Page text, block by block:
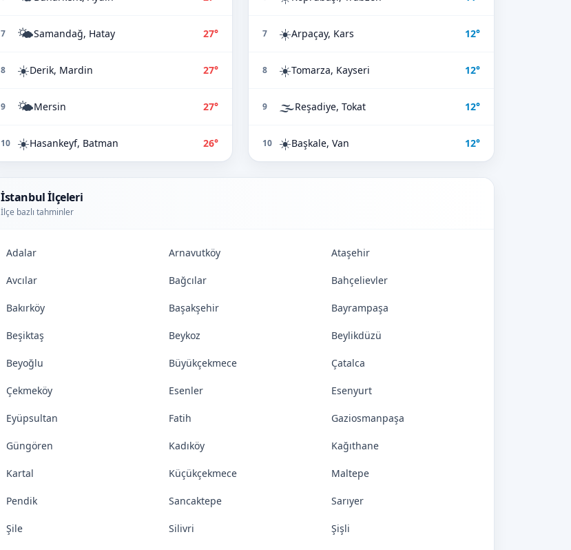
7 🌤️Samandağ, Hatay 27°
8 ☀️Derik, Mardin 27°
9 🌤️Mersin 27°
10 ☀️Hasankeyf, Batman 26°
7 ☀️Arpaçay, Kars 12°
8 ☀️Tomarza, Kayseri 12°
9 🌫️Reşadiye, Tokat 12°
10 ☀️Başkale, Van 12°
İstanbul İlçeleri
İlçe bazlı tahminler
Adalar Arnavutköy Ataşehir
Avcılar Bağcılar Bahçelievler
Bakırköy Başakşehir Bayrampaşa
Beşiktaş Beykoz Beylikdüzü
Beyoğlu Büyükçekmece Çatalca
Çekmeköy Esenler Esenyurt
Eyüpsultan Fatih Gaziosmanpaşa
Güngören Kadıköy Kağıthane
Kartal Küçükçekmece Maltepe
Pendik Sancaktepe Sarıyer
Şile Silivri Şişli